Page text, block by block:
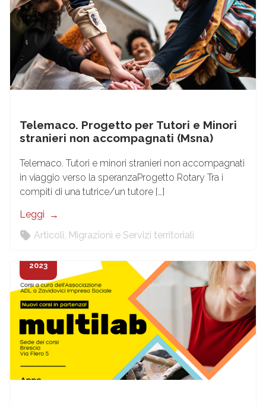
Telemaco. Progetto per Tutori e Minori
stranieri non accompagnati (Msna)
Telemaco. Tutori e minori stranieri non accompagnati
in viaggio verso la speranzaProgetto Rotary Tra i
compiti di una tutrice/un tutore […]
Leggi
Articoli Migrazioni e Servizi territoriali
24
2023